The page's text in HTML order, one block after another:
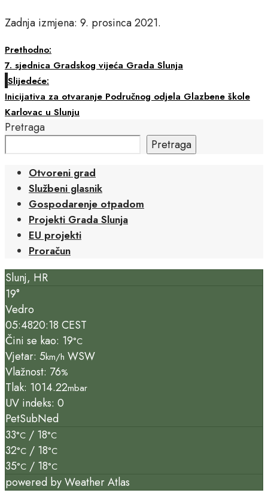
Zadnja izmjena: 9. prosinca 2021.
Prethodno:
7. sjednica Gradskog vijeća Grada Slunja
Slijedeće:
Inicijativa za otvaranje Područnog odjela Glazbene škole
Karlovac u Slunju
Pretraga
Pretraga
Otvoreni grad
Službeni glasnik
Gospodarenje otpadom
Projekti Grada Slunja
EU projekti
Proračun
Slunj, HR
19°
Vedro
05:4820:18 CEST
Čini se kao: 19°C
Vjetar: 5km/h WSW
Vlažnost: 76%
Tlak: 1014.22mbar
UV indeks: 0
PetSubNed
33°C / 18°C
32°C / 18°C
35°C / 18°C
powered byWeather Atlas